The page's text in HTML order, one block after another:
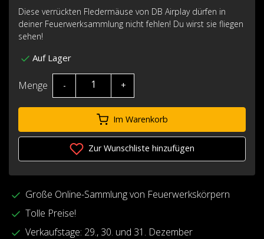
Diese verrückten Fledermäuse von DB Airplay dürfen in
deiner Feuerwerksammlung nicht fehlen! Du wirst sie fliegen
sehen!
Auf Lager
Menge - +
Im Warenkorb
Zur Wunschliste hinzufügen
Große Online-Sammlung von Feuerwerkskörpern
Tolle Preise!
Verkaufstage: 29., 30. und 31. Dezember